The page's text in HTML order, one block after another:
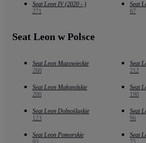
Seat Leon IV (2020 - )
271
Seat
67
Seat Leon w Polsce
Seat Leon Mazowieckie
260
Seat
212
Seat Leon Małopolskie
200
Seat
190
Seat Leon Dolnośląskie
123
Seat
96
Seat Leon Pomorskie
Seat